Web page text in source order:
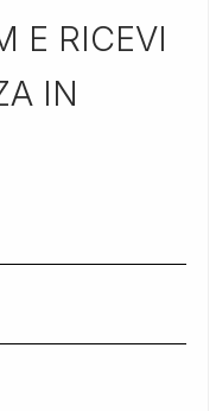
E RICEVI
IN